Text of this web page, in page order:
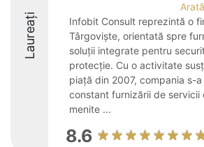
Laureați
Infobit Consult reprezintă o
Târgoviște, orientată spre
soluții integrate pentru
protecție. Cu o activitate
piață din 2007, compania s-
constant furnizării de servicii
menite ...
8.6